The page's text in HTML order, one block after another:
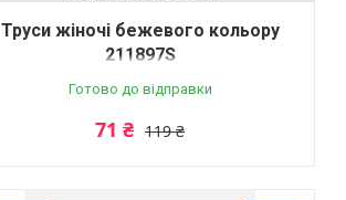
Труси жіночі бежевого кольору
211897S
Готово до відправки
119 ₴
71 ₴